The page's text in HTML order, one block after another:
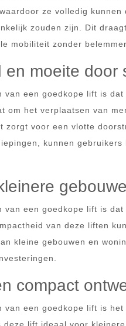
ze volledig
zouden zijn. Dit
mobiliteit zonder
en moeite
van een goedkope lift is
om het verplaatsen van
zorgt voor een vlotte
kunnen
van een goedkope lift is
van deze liften
kleine gebouwen en
compact
van een goedkope lift is